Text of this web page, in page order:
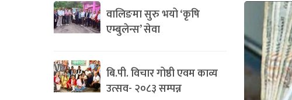
वालिङमा सुरु भयो ‘कृषि
एम्बुलेन्स’ सेवा
बि.पी. विचार गोष्ठी एवम काव्य
उत्सव- २०८३ सम्पन्न